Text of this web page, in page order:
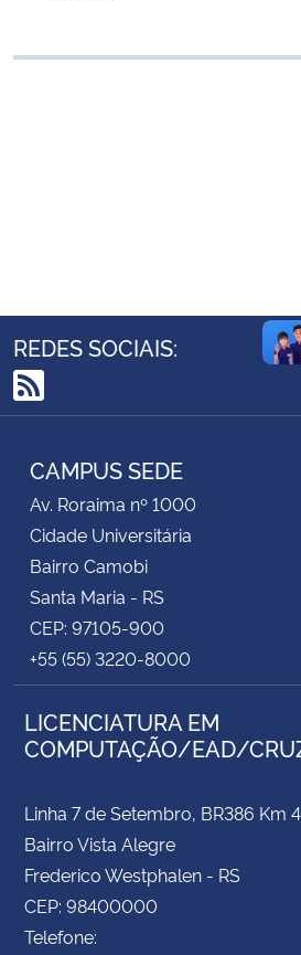
Controladoria-Geral da União
Secretaria-Geral
Secretaria de Governo
Gabinete de Segurança Institucional
Advocacia-Geral da União
Banco Central do Brasil
Planalto
REDES SOCIAIS:
RSS
CAMPUS SEDE
Av. Roraima nº 1000
Cidade Universitária
Bairro Camobi
Santa Maria - RS
CEP: 97105-900
+55 (55) 3220-8000
LICENCIATURA EM
COMPUTAÇÃO/EAD/
Linha 7 de Setembro, BR386 Km
Bairro Vista Alegre
Frederico Westphalen - RS
CEP: 98400000
Telefone: